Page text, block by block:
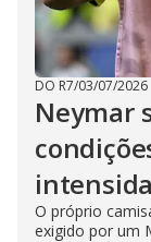
DO R7/03/07/2026
Neymar
O próprio
exigido por um